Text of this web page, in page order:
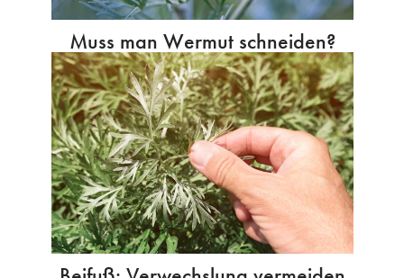
Muss man Wermut schneiden?